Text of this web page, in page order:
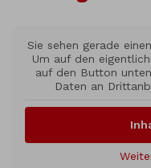
Sie sehen gerade
Um auf den
auf den Button
Daten an